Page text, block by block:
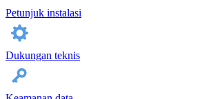
Petunjuk instalasi
Dukungan teknis